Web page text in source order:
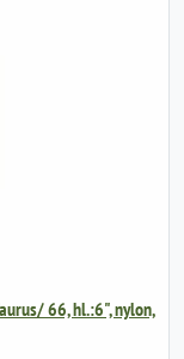
66, hl.:6", nylon,